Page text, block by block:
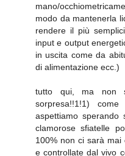
mano/
modo da mantenerla
rendere il più
input e output
in uscita come da
di alimentazione ecc.)
tutto qui, ma non
sorpresa!!1!1)
aspettiamo
clamorose sfiatelle
100% non ci sarà
e controllate dal vivo